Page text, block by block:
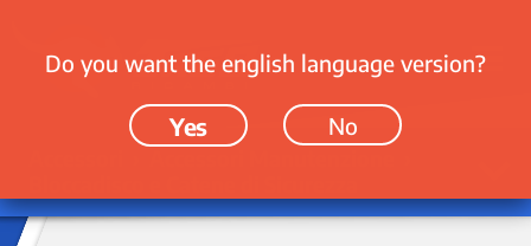
Do you want the english language version?
Yes No